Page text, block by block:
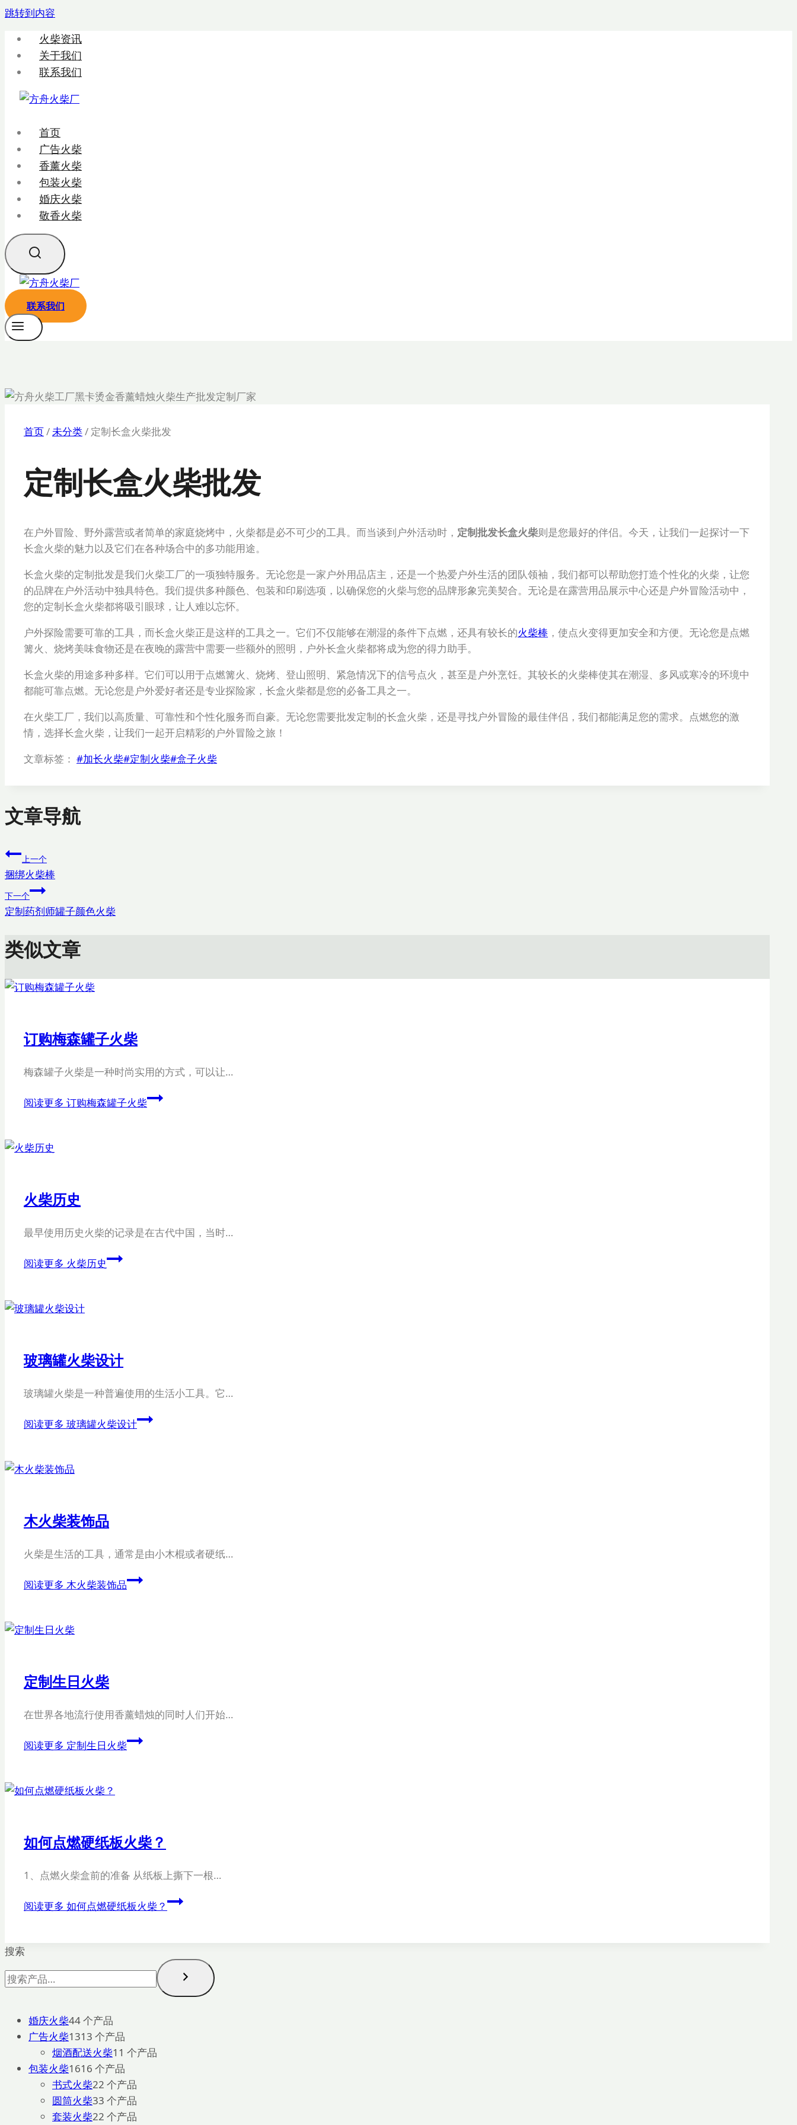
跳转到内容
火柴资讯
关于我们
联系我们
首页
广告火柴
香薰火柴
包装火柴
婚庆火柴
敬香火柴
联系我们
首页/未分类/ 定制长盒火柴批发
定制长盒火柴批发
在户外冒险、野外露营或者简单的家庭烧烤中，火柴都是必不可少的工具。而当谈到户外活动时， 定制批发长盒火柴则是您最好的伴侣。今天，让我们一起探讨一下
长盒火柴的魅力以及它们在各种场合中的多功能用途。
长盒火柴的定制批发是我们火柴工厂的一项独特服务。无论您是一家户外用品店主，还是一个热爱户外生活的团队领袖，我们都可以帮助您打造个性化的火柴，让您
的品牌在户外活动中独具特色。我们提供多种颜色、包装和印刷选项，以确保您的火柴与您的品牌形象完美契合。无论是在露营用品展示中心还是户外冒险活动中，
您的定制长盒火柴都将吸引眼球，让人难以忘怀。
户外探险需要可靠的工具，而长盒火柴正是这样的工具之一。它们不仅能够在潮湿的条件下点燃，还具有较长的火柴棒 ，使点火变得更加安全和方便。无论您是点燃
篝火、烧烤美味食物还是在夜晚的露营中需要一些额外的照明，户外长盒火柴都将成为您的得力助手。
长盒火柴的用途多种多样。它们可以用于点燃篝火、烧烤、登山照明、紧急情况下的信号点火，甚至是户外烹饪。其较长的火柴棒使其在潮湿、多风或寒冷的环境中
都能可靠点燃。无论您是户外爱好者还是专业探险家，长盒火柴都是您的必备工具之一。
在火柴工厂，我们以高质量、可靠性和个性化服务而自豪。无论您需要批发定制的长盒火柴，还是寻找户外冒险的最佳伴侣，我们都能满足您的需求。点燃您的激
情，选择长盒火柴，让我们一起开启精彩的户外冒险之旅！
文章标签： #加长火柴#定制火柴#盒子火柴
文章导航
上一个
捆绑火柴棒
下一个
定制药剂师罐子颜色火柴
类似文章
订购梅森罐子火柴
梅森罐子火柴是一种时尚实用的方式，可以让…
阅读更多 订购梅森罐子火柴
火柴历史
最早使用历史火柴的记录是在古代中国，当时…
阅读更多 火柴历史
玻璃罐火柴设计
玻璃罐火柴是一种普遍使用的生活小工具。它…
阅读更多 玻璃罐火柴设计
木火柴装饰品
火柴是生活的工具，通常是由小木棍或者硬纸…
阅读更多 木火柴装饰品
定制生日火柴
在世界各地流行使用香薰蜡烛的同时人们开始…
阅读更多 定制生日火柴
如何点燃硬纸板火柴？
1、点燃火柴盒前的准备 从纸板上撕下一根…
阅读更多 如何点燃硬纸板火柴？
搜索
婚庆火柴44 个产品
广告火柴1313 个产品
烟酒配送火柴1 1 个产品
包装火柴1616 个产品
书式火柴22 个产品
圆筒火柴33 个产品
套装火柴22 个产品